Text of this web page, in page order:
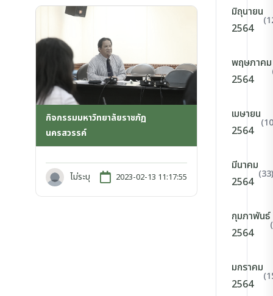
กิจกรรมมหาวิทยาลัยราชภัฏ
นครสวรรค์
ไม่ระบุ 2023-02-13 11:17:55
มิถุนายน
2564
พฤษภาคม
2564
เมษายน
2564
มีนาคม
2564
(33)
กุมภาพันธ์
2564
มกราคม
2564